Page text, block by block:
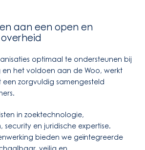
aan een open en
optimaal te ondersteunen bij
het voldoen aan de Woo, werkt
een zorgvuldig samengesteld
in zoektechnologie,
security en juridische expertise.
bieden we geïntegreerde
veilig en